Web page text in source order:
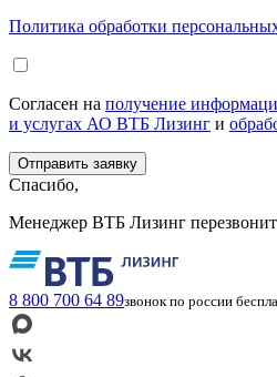
Политика обработки
Согласен на получение
и услугах АО ВТБ Лизинг и
Спасибо,
Менеджер ВТБ Лизинг
8 800 700 64 89звонок по россии